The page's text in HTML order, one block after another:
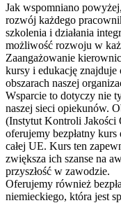
Jak wspomniano
rozwój każdego
szkolenia i działania
możliwość rozwoju w
Zaangażowanie
kursy i edukację
obszarach naszej
Wsparcie to dotyczy nie
naszej sieci opiekunów.
(Instytut Kontroli
oferujemy bezpłatny
całej UE. Kurs ten
zwiększa ich szanse na
przyszłość w zawodzie.
Oferujemy również
niemieckiego, która jest